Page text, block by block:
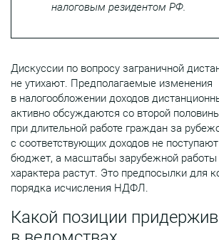
налоговым резидентом РФ.
Дискуссии по вопросу заграничной
не утихают. Предполагаемые изменения
в налогообложении доходов
активно обсуждаются со второй
при длительной работе граждан за
с соответствующих доходов не
бюджет, а масштабы зарубежной работы
характера растут. Это предпосылки для
порядка исчисления НДФЛ.
Какой позиции